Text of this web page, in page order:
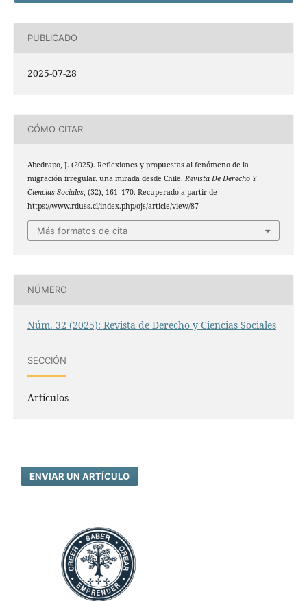
PUBLICADO
2025-07-28
CÓMO CITAR
Abedrapo, J. (2025). Reflexiones y propuestas al fenómeno de la
migración irregular. una mirada desde Chile. Revista De Derecho Y
Ciencias Sociales, (32), 161–170. Recuperado a partir de
https://www.rduss.cl/index.php/ojs/article/view/87
Más formatos de cita
NÚMERO
Núm. 32 (2025): Revista de Derecho y Ciencias Sociales
SECCIÓN
Artículos
ENVIAR UN ARTÍCULO